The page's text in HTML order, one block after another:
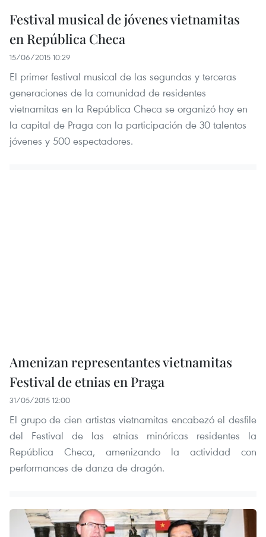
Festival musical de jóvenes vietnamitas
en República Checa
15/06/2015 10:29
El primer festival musical de las segundas y terceras
generaciones de la comunidad de residentes
vietnamitas en la República Checa se organizó hoy en
la capital de Praga con la participación de 30 talentos
jóvenes y 500 espectadores.
Amenizan representantes vietnamitas
Festival de etnias en Praga
31/05/2015 12:00
El grupo de cien artistas vietnamitas encabezó el desfile
del Festival de las etnias minóricas residentes la
República Checa, amenizando la actividad con
performances de danza de dragón.